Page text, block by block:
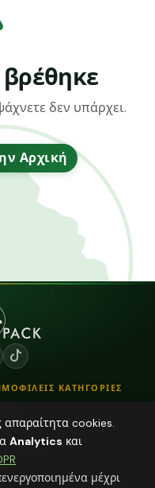
βρέθηκε
δεν υπάρχει.
Αρχική
ΚΑΤΗΓΟΡΙΕΣ
- Βάζα
φυτά
cookies.
Analytics και
μέχρι